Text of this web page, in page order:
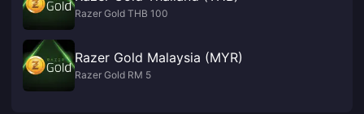
Razer Gold THB 100
Razer Gold Malaysia (MYR)
Razer Gold RM 5